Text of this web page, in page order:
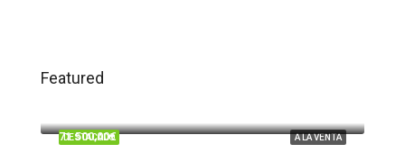
Featured
A LA VENTA
DESTACADO
71.500,00€